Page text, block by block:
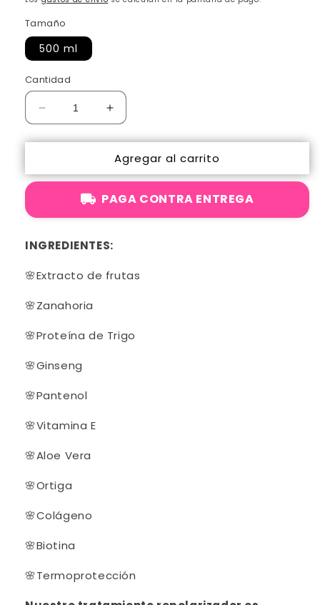
Tamaño
500 ml
Cantidad
Reducir
cantidad
para
Capilar
Aumentar
cantidad
para
Rescate
Capilar
Agregar al carrito
PAGA CONTRA ENTREGA
INGREDIENTES:
🌸Extracto de frutas
🌸Zanahoria
🌸Proteína de Trigo
🌸Ginseng
🌸Pantenol
🌸Vitamina E
🌸Aloe Vera
🌸Ortiga
🌸Colágeno
🌸Biotina
🌸Termoprotección